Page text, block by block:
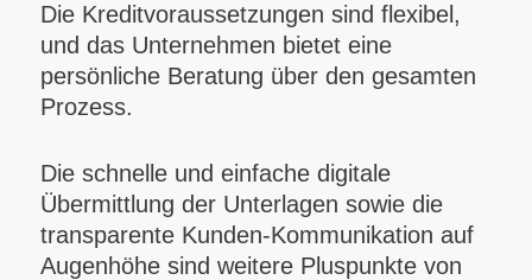
Die Kreditvoraussetzungen sind flexibel,
und das Unternehmen bietet eine
persönliche Beratung über den gesamten
Prozess.
Die schnelle und einfache digitale
Übermittlung der Unterlagen sowie die
transparente Kunden-Kommunikation auf
Augenhöhe sind weitere Pluspunkte von